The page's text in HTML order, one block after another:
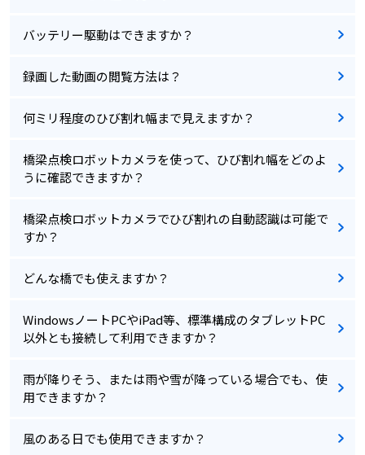
バッテリー駆動はできますか？
録画した動画の閲覧方法は？
何ミリ程度のひび割れ幅まで見えますか？
橋梁点検ロボットカメラを使って、ひび割れ幅をどのよ
うに確認できますか？
橋梁点検ロボットカメラでひび割れの自動認識は可能で
すか？
どんな橋でも使えますか？
WindowsノートPCやiPad等、標準構成のタブレットPC
以外とも接続して利用できますか？
雨が降りそう、または雨や雪が降っている場合でも、使
用できますか？
風のある日でも使用できますか？